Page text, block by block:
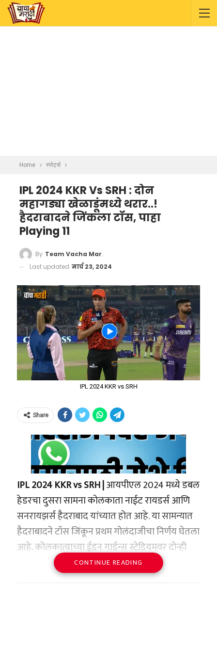
Home स्पोर्ट्स
IPL 2024 KKR Vs SRH : दोन
महागड्या खेळाडूंमध्ये थरार..!
हैदराबादने जिंकला टॉस, पाहा
Playing 11
By Team Vacha Marathi
Last updated मार्च 23, 2024
IPL 2024 KKR vs SRH
Share
IPL 2024 KKR vs SRH |आयपीएल 2024 मध्ये डबल
हेडरचा दुसरा सामना कोलकाता नाईट रायडर्स आणि
सनरायझर्स हैदराबाद यांच्यात होत आहे. या सामन्यात
हैदराबादने टॉस जिंकून प्रथम गोलंदाजीचा निर्णय घेतला
आहे. कोलकात्याच्या ईडन गार्डन्स स्टेडियमवर दोन्ही
संघ आमनेसामने आहेत. केकेआरची कमान पुन्हा एकदा
श्रेयस अय्यरच्या हाती असेल. पाठीच्या दुखापतीमुळे तो
CONTINUE READING